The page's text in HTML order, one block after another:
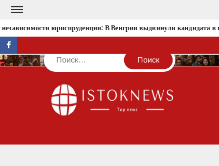
Перейти
содержимомуюриспруденции: В Венгрии выдвинули кандидата в
facebook
Поиск